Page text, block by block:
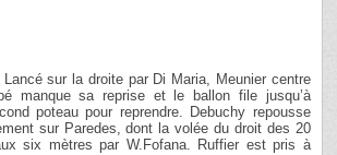
sur la droite par Di Maria, Meunier centre
manque sa reprise et le ballon file jusqu’à
poteau pour reprendre. Debuchy repousse
sur Paredes, dont la volée du droit des 20
six mètres par W.Fofana. Ruffier est pris à